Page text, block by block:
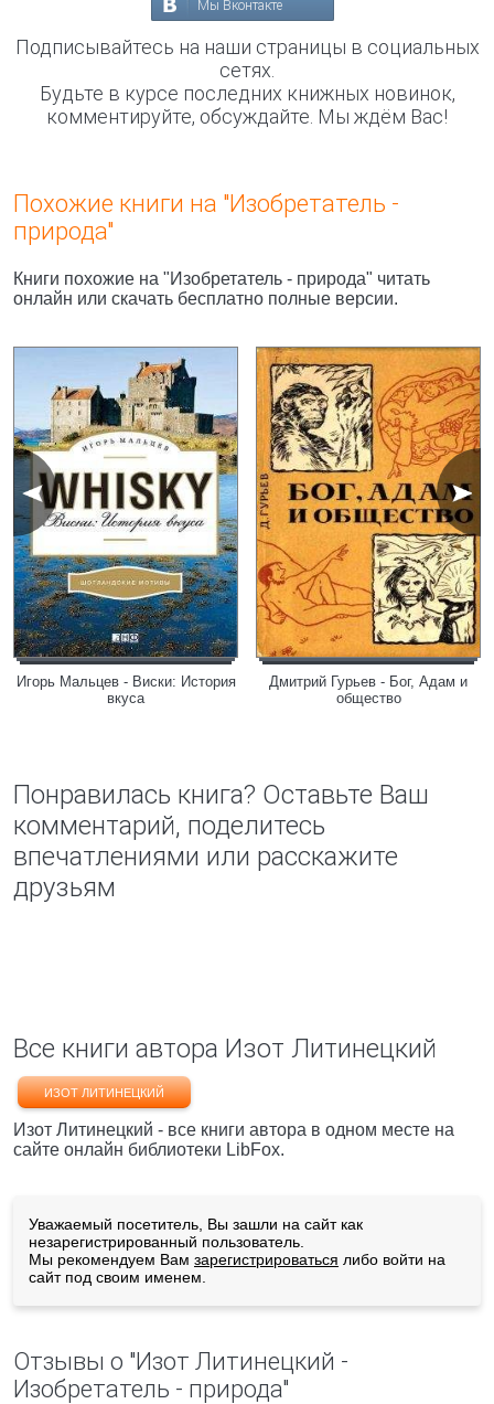
Мы Вконтакте
Подписывайтесь на наши страницы в социальных
сетях.
Будьте в курсе последних книжных новинок,
комментируйте, обсуждайте. Мы ждём Вас!
Похожие книги на "Изобретатель -
природа"
Книги похожие на "Изобретатель - природа" читать
онлайн или скачать бесплатно полные версии.
Игорь Мальцев - Виски: История
вкуса
Дмитрий Гурьев - Бог, Адам и
общество
Понравилась книга? Оставьте Ваш
комментарий, поделитесь
впечатлениями или расскажите
друзьям
Все книги автора Изот Литинецкий
ИЗОТ ЛИТИНЕЦКИЙ
Изот Литинецкий - все книги автора в одном месте на
сайте онлайн библиотеки LibFox.
Уважаемый посетитель, Вы зашли на сайт как
незарегистрированный пользователь.
Мы рекомендуем Вам зарегистрироваться либо войти на
сайт под своим именем.
Отзывы о "Изот Литинецкий -
Изобретатель - природа"